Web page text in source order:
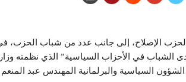
لحزب الإصلاح، إلى جانب عدد من شباب الحزب، في
الشباب في الأحزاب السياسية” الذي نظمته
السياسية والبرلمانية المهندس عبد